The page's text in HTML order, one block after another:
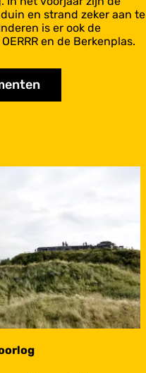
en strand zeker aan te
is er ook de
en de Berkenplas.